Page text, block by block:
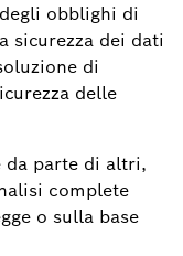
obblighi di
sicurezza dei dati
di
delle
da parte di altri,
complete
o sulla base